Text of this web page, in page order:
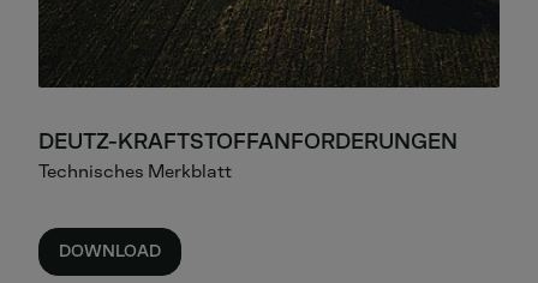
DEUTZ-KRAFTSTOFFANFORDERUNGEN
Technisches Merkblatt
DOWNLOAD